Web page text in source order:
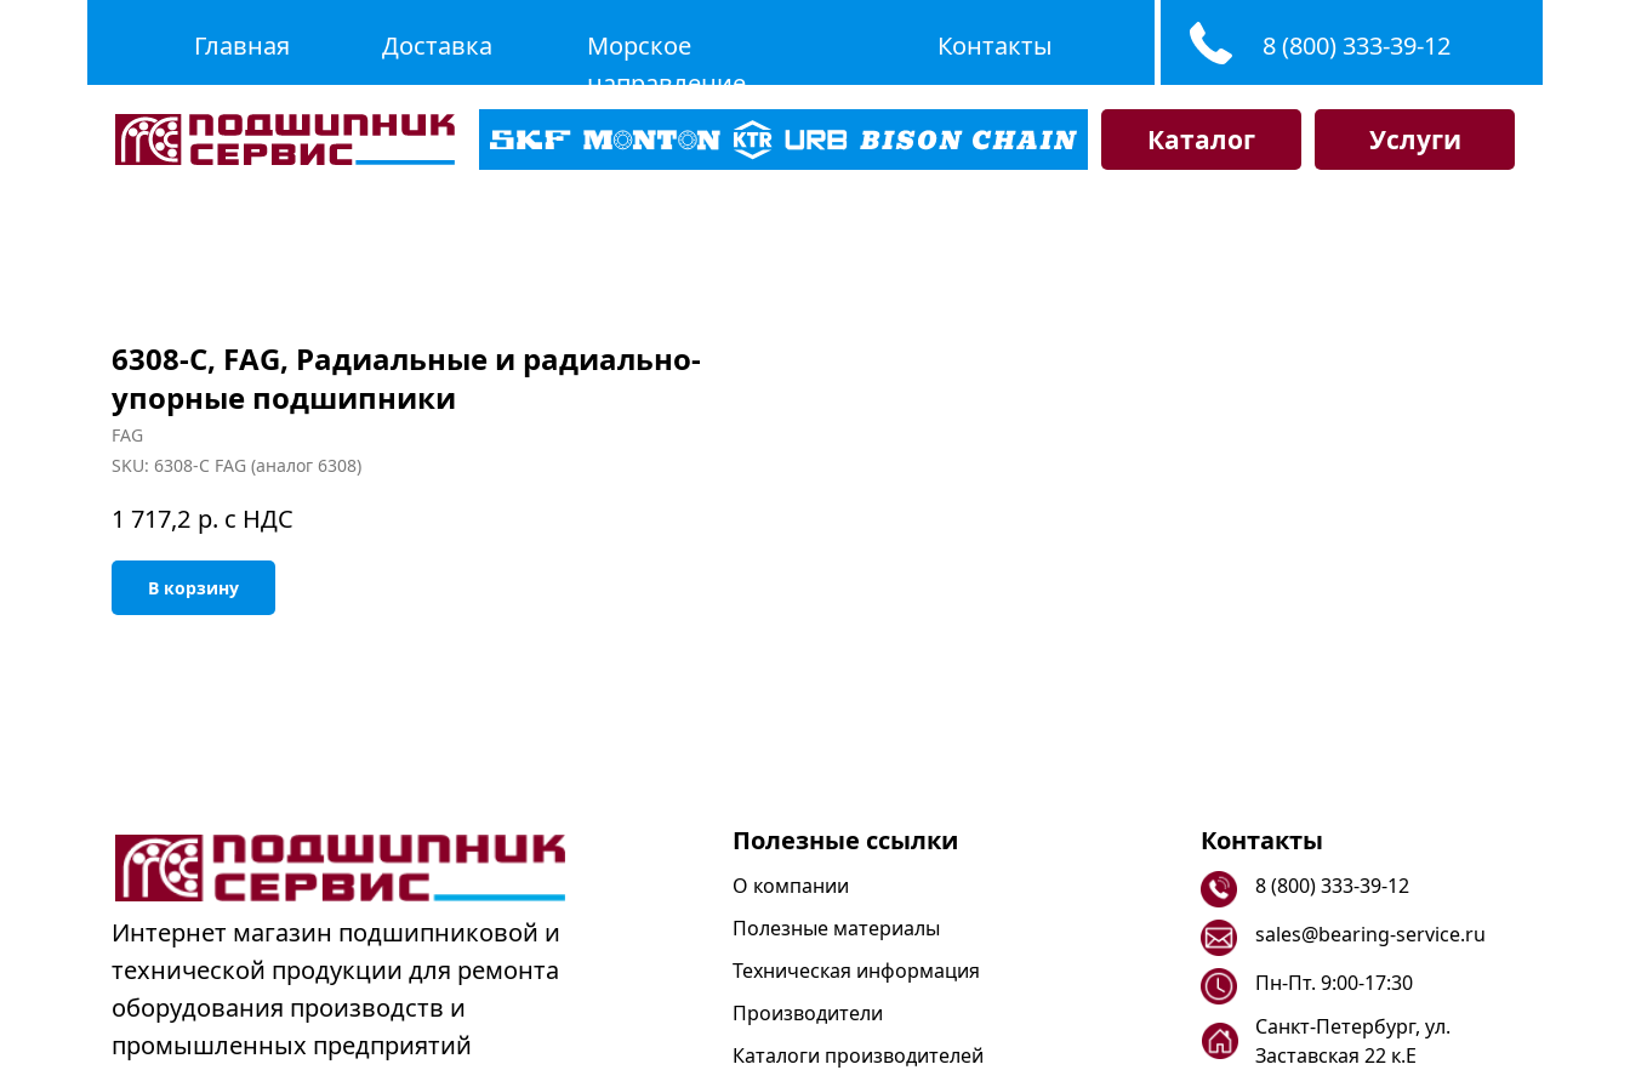
Главная Доставка
Морское
направление
Контакты 8 (800) 333-39-12
Каталог Услуги
6308-C, FAG, Радиальные и радиально-
упорные подшипники
FAG
SKU: 6308-C FAG (аналог 6308)
1 717,2 р. с НДС
В корзину
Интернет магазин подшипниковой и
технической продукции для ремонта
оборудования производств и
промышленных предприятий
Полезные ссылки
О компании
Полезные материалы
Техническая информация
Производители
Каталоги производителей
Контакты
8 (800) 333-39-12
sales@bearing-service.ru
Санкт-Петербург, ул.
Заставская 22 к.Е
Пн-Пт. 9:00-17:30